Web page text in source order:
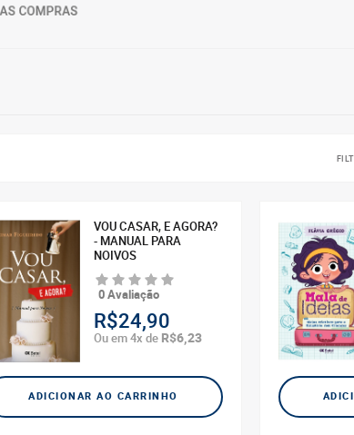
VOU CASAR, E AGORA?
- MANUAL PARA
NOIVOS
0 Avaliação
R$24,90
Ou em 4x de R$6,23
ADICIONAR AO CARRINHO